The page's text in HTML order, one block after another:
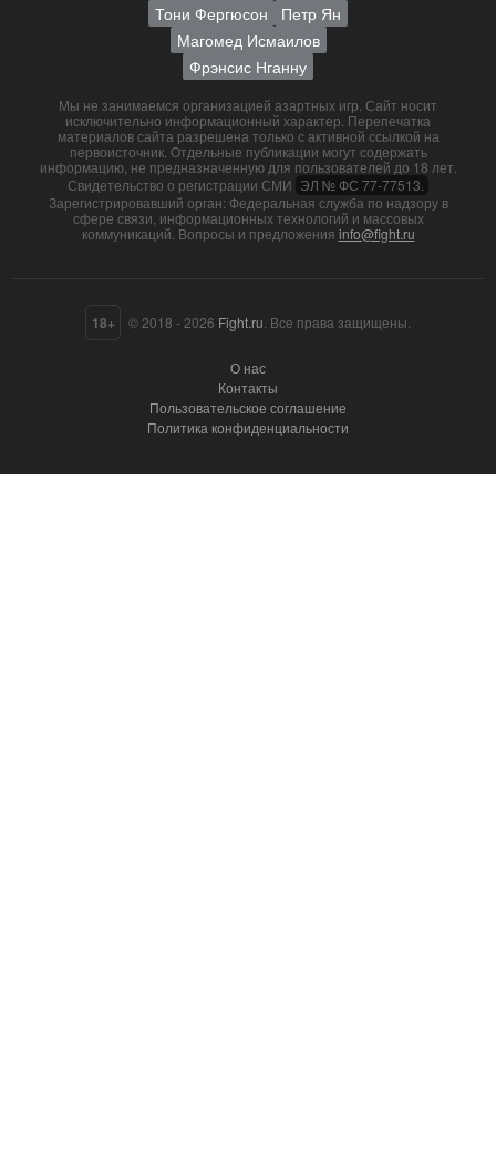
Тони Фергюсон
Петр Ян
Магомед Исмаилов
Фрэнсис Нганну
Мы не занимаемся организацией азартных игр. Сайт носит
исключительно информационный характер. Перепечатка
материалов сайта разрешена только с активной ссылкой на
первоисточник. Отдельные публикации могут содержать
информацию, не предназначенную для пользователей до 18 лет.
Свидетельство о регистрации СМИ ЭЛ № ФС 77-77513.
Зарегистрировавший орган: Федеральная служба по надзору в
сфере связи, информационных технологий и массовых
коммуникаций. Вопросы и предложения info@fight.ru
18+ © 2018 - 2026 Fight.ru . Все права защищены.
О нас
Контакты
Пользовательское соглашение
Политика конфиденциальности